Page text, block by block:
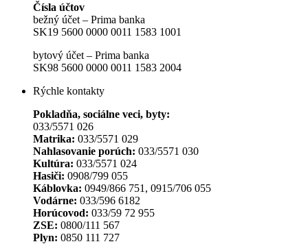
Čísla účtov
bežný účet – Prima banka
SK19 5600 0000 0011 1583 1001
bytový účet – Prima banka
SK98 5600 0000 0011 1583 2004
Rýchle kontakty
Pokladňa, sociálne veci, byty:
033/5571 026
Matrika: 033/5571 029
Nahlasovanie porúch: 033/5571 030
Kultúra: 033/5571 024
Hasiči: 0908/799 055
Káblovka: 0949/866 751, 0915/706 055
Vodárne: 033/596 6182
Horúcovod: 033/59 72 955
ZSE: 0800/111 567
Plyn: 0850 111 727